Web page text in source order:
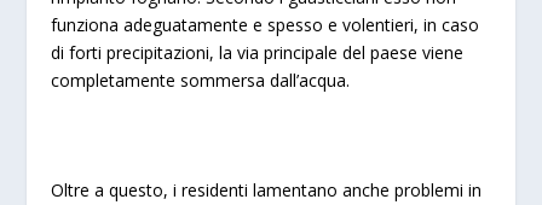
funziona adeguatamente e spesso e volentieri, in caso
di forti precipitazioni, la via principale del paese viene
completamente sommersa dall’acqua.
Oltre a questo, i residenti lamentano anche problemi in